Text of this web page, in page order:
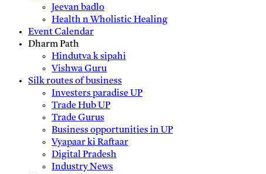
Jeevan badlo
Health n Wholistic Healing
Event Calendar
Dharm Path
Hindutva k sipahi
Vishwa Guru
Silk routes of business
Investers paradise UP
Trade Hub UP
Trade Gurus
Business opportunities in UP
Vyapaar ki Raftaar
Digital Pradesh
Industry News